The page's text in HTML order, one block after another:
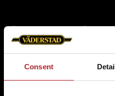
Consent
Conçu pour durer
résister aux conditions